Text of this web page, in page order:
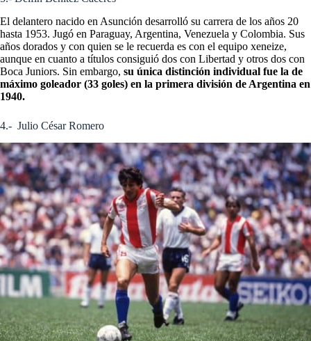
El delantero nacido en Asunción desarrolló su carrera de los años 20
hasta 1953. Jugó en Paraguay, Argentina, Venezuela y Colombia. Sus
años dorados y con quien se le recuerda es con el equipo xeneize,
aunque en cuanto a títulos consiguió dos con Libertad y otros dos con
Boca Juniors. Sin embargo, su única distinción individual fue la de
máximo goleador (33 goles) en la primera división de Argentina en
1940.
4.- Julio César Romero